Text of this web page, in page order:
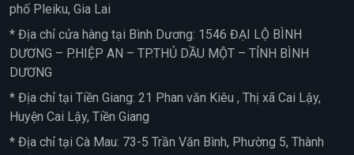
phố Pleiku, Gia Lai
* Địa chỉ cửa hàng tại Bình Dương: 1546 ĐẠI LỘ BÌNH
DƯƠNG – P.HIỆP AN – TP.THỦ DẦU MỘT – TỈNH BÌNH
DƯƠNG
* Địa chỉ tại Tiền Giang: 21 Phan văn Kiêu , Thị xã Cai Lậy,
Huyện Cai Lậy, Tiền Giang
* Địa chỉ tại Cà Mau: 73-5 Trần Văn Bình, Phường 5, Thành